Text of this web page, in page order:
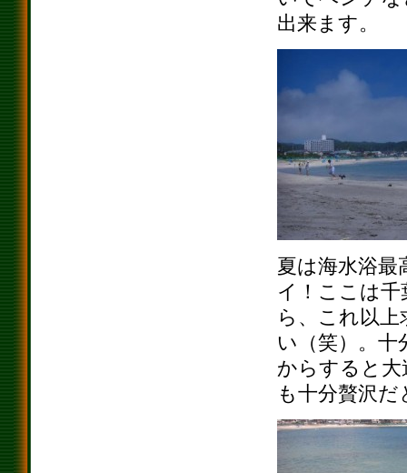
出来ます。
夏は海水浴最
イ！ここは
ら、これ以
い（笑）。十
からすると
も十分贅沢